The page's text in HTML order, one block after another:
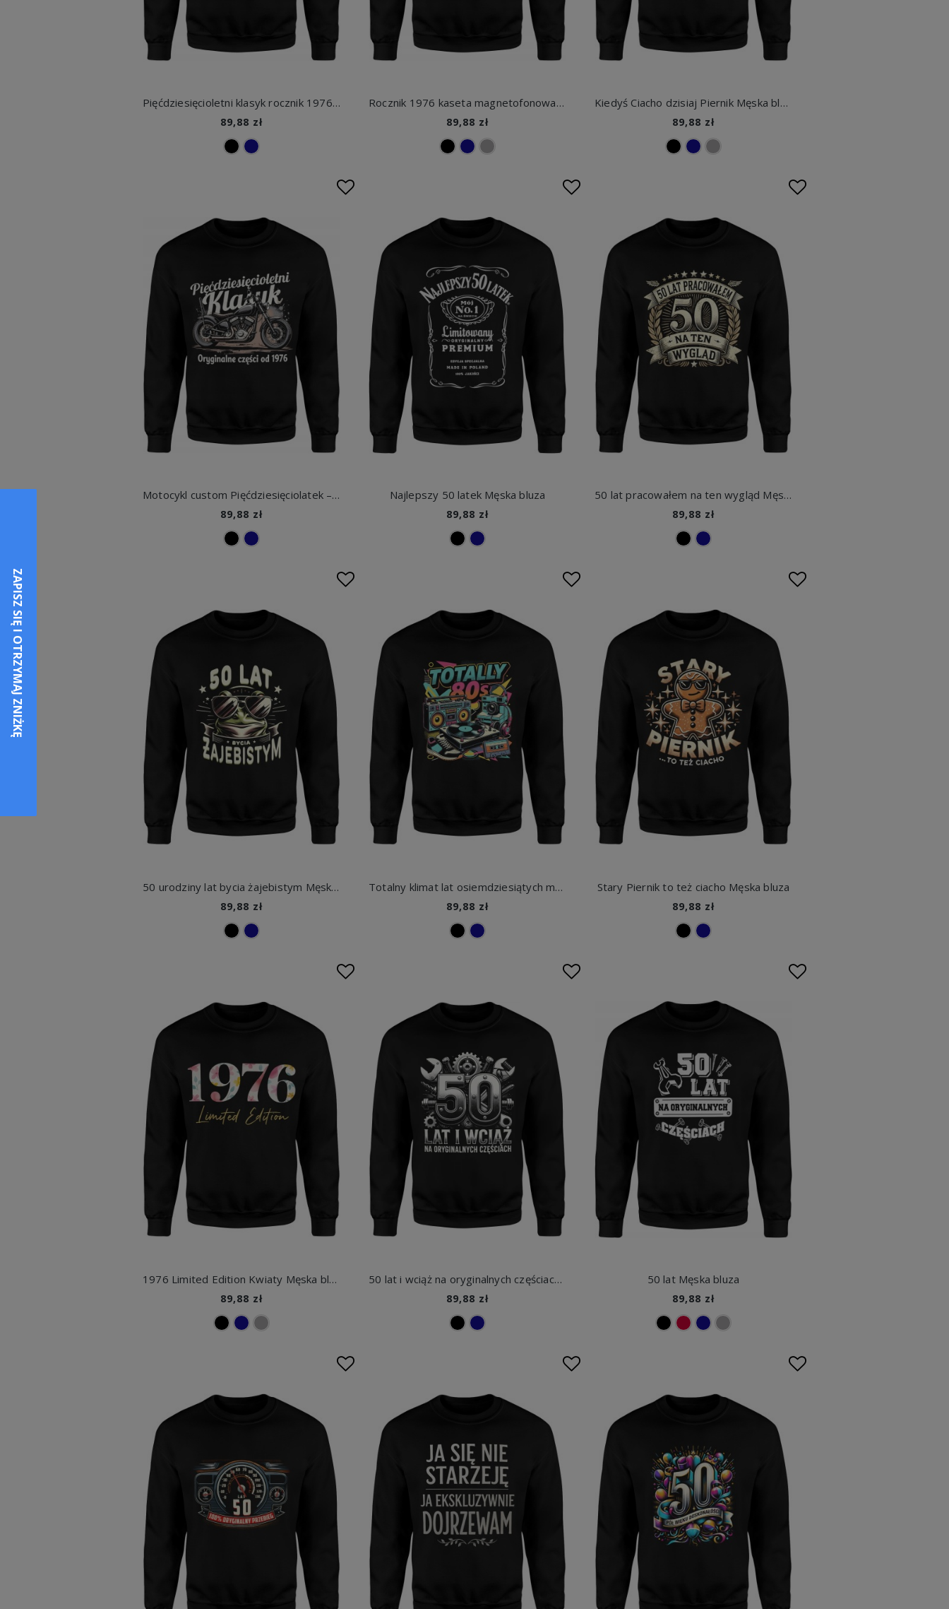
Pięćdziesięcioletni klasyk rocznik 1976 legenda styl retro motoryzacja Męska bluza
89,88 zł
Rocznik 1976 kaseta magnetofonowa retro muzyka limitowany styl Męska bluza
89,88 zł
Kiedyś Ciacho dzisiaj Piernik Męska bluza
89,88 zł
Motocykl custom Pięćdziesięciolatek – oryginalne części od 1976 Męska bluza
89,88 zł
Najlepszy 50 latek Męska bluza
89,88 zł
50 lat pracowałem na ten wygląd Męska bluza
89,88 zł
50 urodziny lat bycia żajebistym Męska bluza
89,88 zł
Totalny klimat lat osiemdziesiątych muzyka styl retro lata 80 Męska bluza
89,88 zł
Stary Piernik to też ciacho Męska bluza
89,88 zł
1976 Limited Edition Kwiaty Męska bluza
89,88 zł
50 lat i wciąż na oryginalnych częściach mechanika humor narzędzia jubileusz Męska bluza
89,88 zł
50 lat Męska bluza
89,88 zł